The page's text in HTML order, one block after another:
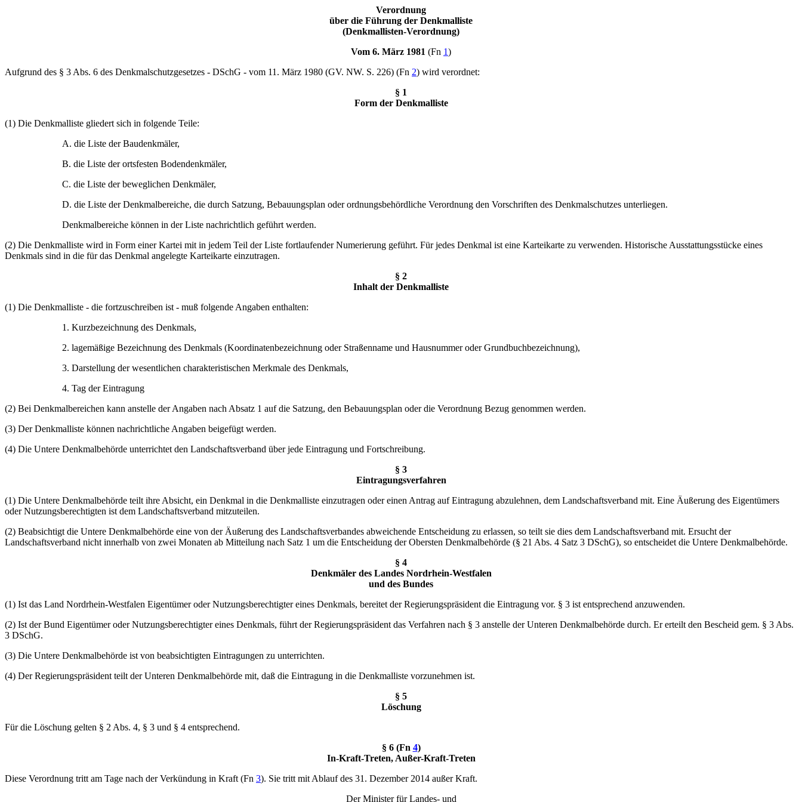
Verordnung
über die Führung der Denkmalliste
(Denkmallisten-Verordnung)
Vom 6. März 1981 (Fn 1)
Aufgrund des § 3 Abs. 6 des Denkmalschutzgesetzes - DSchG - vom 11. März 1980 (GV. NW. S. 226) (Fn 2) wird verordnet:
§ 1
Form der Denkmalliste
(1) Die Denkmalliste gliedert sich in folgende Teile:
A. die Liste der Baudenkmäler,
B. die Liste der ortsfesten Bodendenkmäler,
C. die Liste der beweglichen Denkmäler,
D. die Liste der Denkmalbereiche, die durch Satzung, Bebauungsplan oder ordnungsbehördliche Verordnung den Vorschriften des Denkmalschutzes unterliegen.
Denkmalbereiche können in der Liste nachrichtlich geführt werden.
(2) Die Denkmalliste wird in Form einer Kartei mit in jedem Teil der Liste fortlaufender Numerierung geführt. Für jedes Denkmal ist eine Karteikarte zu verwenden. Historische Ausstattungsstücke eines
Denkmals sind in die für das Denkmal angelegte Karteikarte einzutragen.
§ 2
Inhalt der Denkmalliste
(1) Die Denkmalliste - die fortzuschreiben ist - muß folgende Angaben enthalten:
1. Kurzbezeichnung des Denkmals,
2. lagemäßige Bezeichnung des Denkmals (Koordinatenbezeichnung oder Straßenname und Hausnummer oder Grundbuchbezeichnung),
3. Darstellung der wesentlichen charakteristischen Merkmale des Denkmals,
4. Tag der Eintragung
(2) Bei Denkmalbereichen kann anstelle der Angaben nach Absatz 1 auf die Satzung, den Bebauungsplan oder die Verordnung Bezug genommen werden.
(3) Der Denkmalliste können nachrichtliche Angaben beigefügt werden.
(4) Die Untere Denkmalbehörde unterrichtet den Landschaftsverband über jede Eintragung und Fortschreibung.
§ 3
Eintragungsverfahren
(1) Die Untere Denkmalbehörde teilt ihre Absicht, ein Denkmal in die Denkmalliste einzutragen oder einen Antrag auf Eintragung abzulehnen, dem Landschaftsverband mit. Eine Äußerung des Eigentümers
oder Nutzungsberechtigten ist dem Landschaftsverband mitzuteilen.
(2) Beabsichtigt die Untere Denkmalbehörde eine von der Äußerung des Landschaftsverbandes abweichende Entscheidung zu erlassen, so teilt sie dies dem Landschaftsverband mit. Ersucht der
Landschaftsverband nicht innerhalb von zwei Monaten ab Mitteilung nach Satz 1 um die Entscheidung der Obersten Denkmalbehörde (§ 21 Abs. 4 Satz 3 DSchG), so entscheidet die Untere Denkmalbehörde.
§ 4
Denkmäler des Landes Nordrhein-Westfalen
und des Bundes
(1) Ist das Land Nordrhein-Westfalen Eigentümer oder Nutzungsberechtigter eines Denkmals, bereitet der Regierungspräsident die Eintragung vor. § 3 ist entsprechend anzuwenden.
(2) Ist der Bund Eigentümer oder Nutzungsberechtigter eines Denkmals, führt der Regierungspräsident das Verfahren nach § 3 anstelle der Unteren Denkmalbehörde durch. Er erteilt den Bescheid gem. § 3 Abs.
3 DSchG.
(3) Die Untere Denkmalbehörde ist von beabsichtigten Eintragungen zu unterrichten.
(4) Der Regierungspräsident teilt der Unteren Denkmalbehörde mit, daß die Eintragung in die Denkmalliste vorzunehmen ist.
§ 5
Löschung
Für die Löschung gelten § 2 Abs. 4, § 3 und § 4 entsprechend.
§ 6 (Fn 4)
In-Kraft-Treten, Außer-Kraft-Treten
Diese Verordnung tritt am Tage nach der Verkündung in Kraft (Fn 3). Sie tritt mit Ablauf des 31. Dezember 2014 außer Kraft.
Der Minister für Landes- und